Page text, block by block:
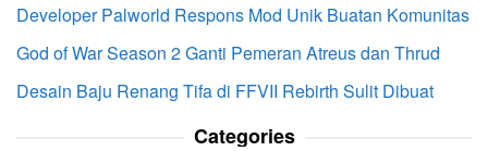
Developer Palworld Respons Mod Unik Buatan Komunitas
God of War Season 2 Ganti Pemeran Atreus dan Thrud
Desain Baju Renang Tifa di FFVII Rebirth Sulit Dibuat
Categories